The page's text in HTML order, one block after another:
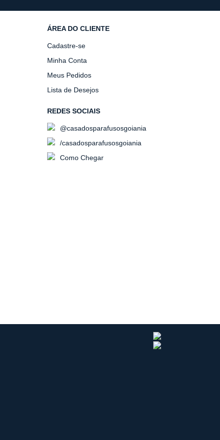
ÁREA DO CLIENTE
Cadastre-se
Minha Conta
Meus Pedidos
Lista de Desejos
REDES SOCIAIS
@casadosparafusosgoiania
/casadosparafusosgoiania
Como Chegar